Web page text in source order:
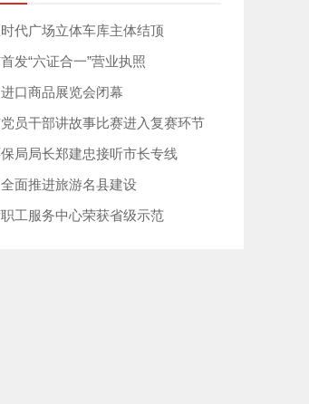
代广场立体车库主体结顶
发“六证合一”营业执照
口商品展览会闭幕
员干部讲故事比赛进入复赛环节
局局长郑建忠接听市长专线
面推进旅游名县建设
工服务中心荣获省级示范